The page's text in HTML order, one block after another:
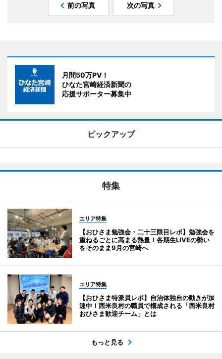
前の写真 次の写真
月間50万PV！
ひなた宮崎経済新聞の
応援サポーター募集中
ピックアップ
特集
エリア特集
【おひさま勉強会・二十三限目レポ】勉強会を
重ねるごとに高まる熱量！各期生LIVEの勢い
をそのまま9月の宮崎へ
エリア特集
【おひさま特派員レポ】自治体独自の動きが加
速中！西米良村の職員で構成される「西米良村
おひさま歓迎チーム」とは
もっと見る